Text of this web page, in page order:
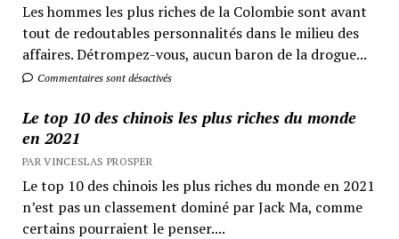
Les hommes les plus riches de la Colombie sont avant
tout de redoutables personnalités dans le milieu des
affaires. Détrompez-vous, aucun baron de la drogue...
Commentaires sont désactivés
Le top 10 des chinois les plus riches du monde
en 2021
PAR VINCESLAS PROSPER
Le top 10 des chinois les plus riches du monde en 2021
n’est pas un classement dominé par Jack Ma, comme
certains pourraient le penser....